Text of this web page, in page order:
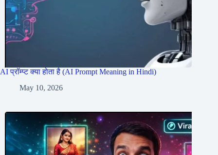
AI प्रॉम्प्ट क्या होता है (AI Prompt Meaning in Hindi)
May 10, 2026